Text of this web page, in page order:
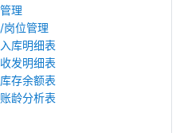
理
岗位管理
库明细表
发明细表
存余额表
龄分析表